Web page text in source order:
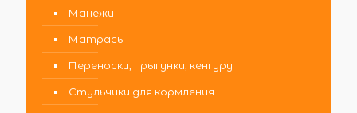
Манежи
Матрасы
Переноски, прыгунки, кенгуру
Стульчики для кормления